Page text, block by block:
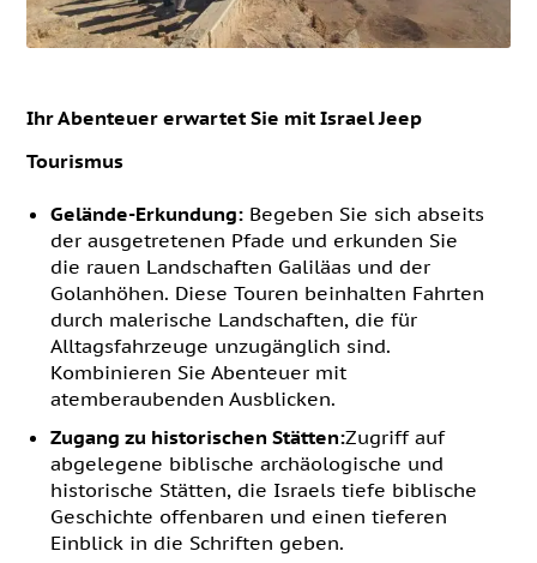
Ihr Abenteuer erwartet Sie mit Israel Jeep
Tourismus
Gelände-Erkundung: Begeben Sie sich abseits
der ausgetretenen Pfade und erkunden Sie
die rauen Landschaften Galiläas und der
Golanhöhen. Diese Touren beinhalten Fahrten
durch malerische Landschaften, die für
Alltagsfahrzeuge unzugänglich sind.
Kombinieren Sie Abenteuer mit
atemberaubenden Ausblicken.
Zugang zu historischen Stätten:Zugriff auf
abgelegene biblische archäologische und
historische Stätten, die Israels tiefe biblische
Geschichte offenbaren und einen tieferen
Einblick in die Schriften geben.